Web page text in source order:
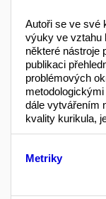
Autoři se ve své
výuky ve vztahu
některé nástroje
publikaci
problémových
dále vytvářením
kvality kurikula,
Metriky